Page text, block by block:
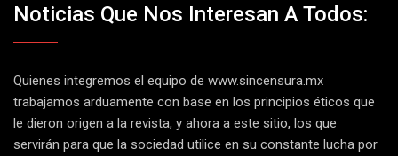
Noticias Que Nos Interesan A Todos:
Quienes integremos el equipo de www.sincensura.mx
trabajamos arduamente con base en los principios éticos que
le dieron origen a la revista, y ahora a este sitio, los que
servirán para que la sociedad utilice en su constante lucha por